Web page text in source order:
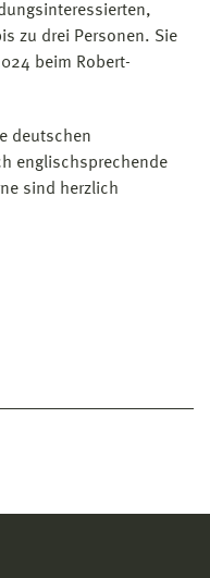
zu drei Personen. Sie
beim Robert-
deutschen
englischsprechende
sind herzlich